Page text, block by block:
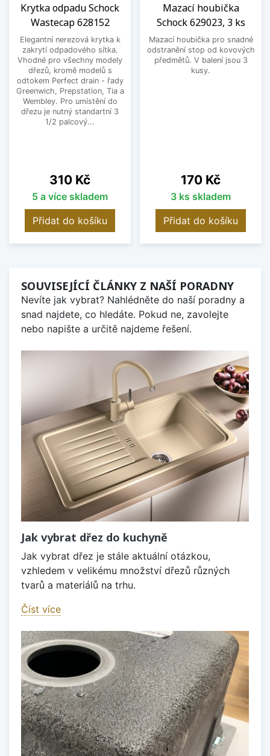
Krytka odpadu Schock
Wastecap 628152
Elegantní nerezová krytka k
zakrytí odpadového sítka.
Vhodné pro všechny modely
dřezů, kromě modelů s
odtokem Perfect drain - řady
Greenwich, Prepstation, Tia a
Wembley. Pro umístění do
dřezu je nutný standartní 3
1/2 palcový...
Cena
310 Kč
5 a více skladem
Přidat do košíku
Mazací houbička
Schock 629023, 3 ks
Mazací houbička pro snadné
odstranění stop od kovových
předmětů. V balení jsou 3
kusy.
Cena
170 Kč
3 ks skladem
Přidat do košíku
SOUVISEJÍCÍ ČLÁNKY Z NAŠÍ PORADNY
Nevíte jak vybrat? Nahlédněte do naší poradny a
snad najdete, co hledáte. Pokud ne, zavolejte
nebo napište a určitě najdeme řešení.
Jak vybrat dřez do kuchyně
Jak vybrat dřez je stále aktuální otázkou,
vzhledem v velikému množství dřezů různých
tvarů a materiálů na trhu.
Číst více